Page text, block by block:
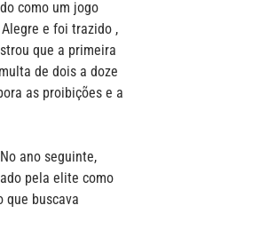
como um jogo
e foi trazido ,
que a primeira
de dois a doze
as proibições e a
ano seguinte,
pela elite como
que buscava